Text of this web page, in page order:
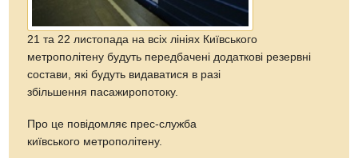
21 та 22 листопада на всіх лініях Київського
метрополітену будуть передбачені додаткові резервні
состави, які будуть видаватися в разі
збільшення пасажиропотоку.
Про це повідомляє прес-служба
київського метрополітену.